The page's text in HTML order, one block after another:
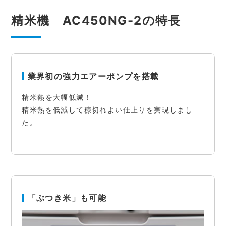
精米機 AC450NG-2の特長
業界初の強力エアーポンプを搭載
精米熱を大幅低減！
精米熱を低減して糠切れよい仕上りを実現しまし
た。
「ぶつき米」も可能